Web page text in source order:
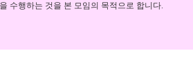
수행하는 것을 본 모임의 목적으로 합니다.